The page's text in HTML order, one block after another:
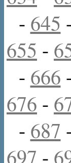
- 645
655 -
- 666
676 -
- 687
697 -